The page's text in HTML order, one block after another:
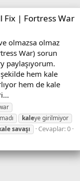
Fix | Fortress War
olmazsa olmaz
War) sorun
paylaşıyorum.
hem kale
hem de kale
kaleye girilmiyor
savaşı
Cevaplar: 0